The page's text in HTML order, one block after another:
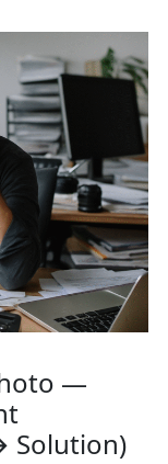
—
Solution)